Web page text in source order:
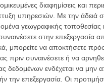
διαφημίσεις και
υπηρεσιών. Με την άδειά
γεωγραφικής τοποθεσίας
στην επεξεργασία
μπορείτε να αποκτήσετε
πριν συναινέσετε ή να
ενδέχεται να μην
την επεξεργασία. Οι
10
τον